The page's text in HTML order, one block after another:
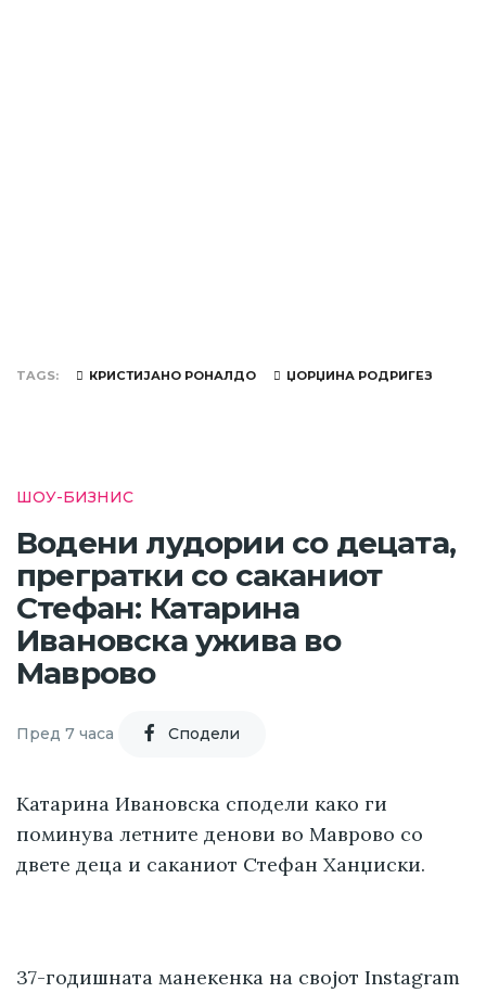
TAGS КРИСТИЈАНО РОНАЛДО ЏОРЏИНА РОДРИГЕЗ
ШОУ-БИЗНИС
Водени лудории со децата,
прегратки со саканиот
Стефан: Катарина
Ивановска ужива во
Маврово
Пред 7 часа Cподели
Катарина Ивановска сподели како ги
поминува летните денови во Маврово со
двете деца и саканиот Стефан Ханџиски.
37-годишната манекенка на својот Instagram